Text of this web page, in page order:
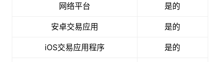
网络平台 是的
安卓交易应用 是的
iOS交易应用程序 是的